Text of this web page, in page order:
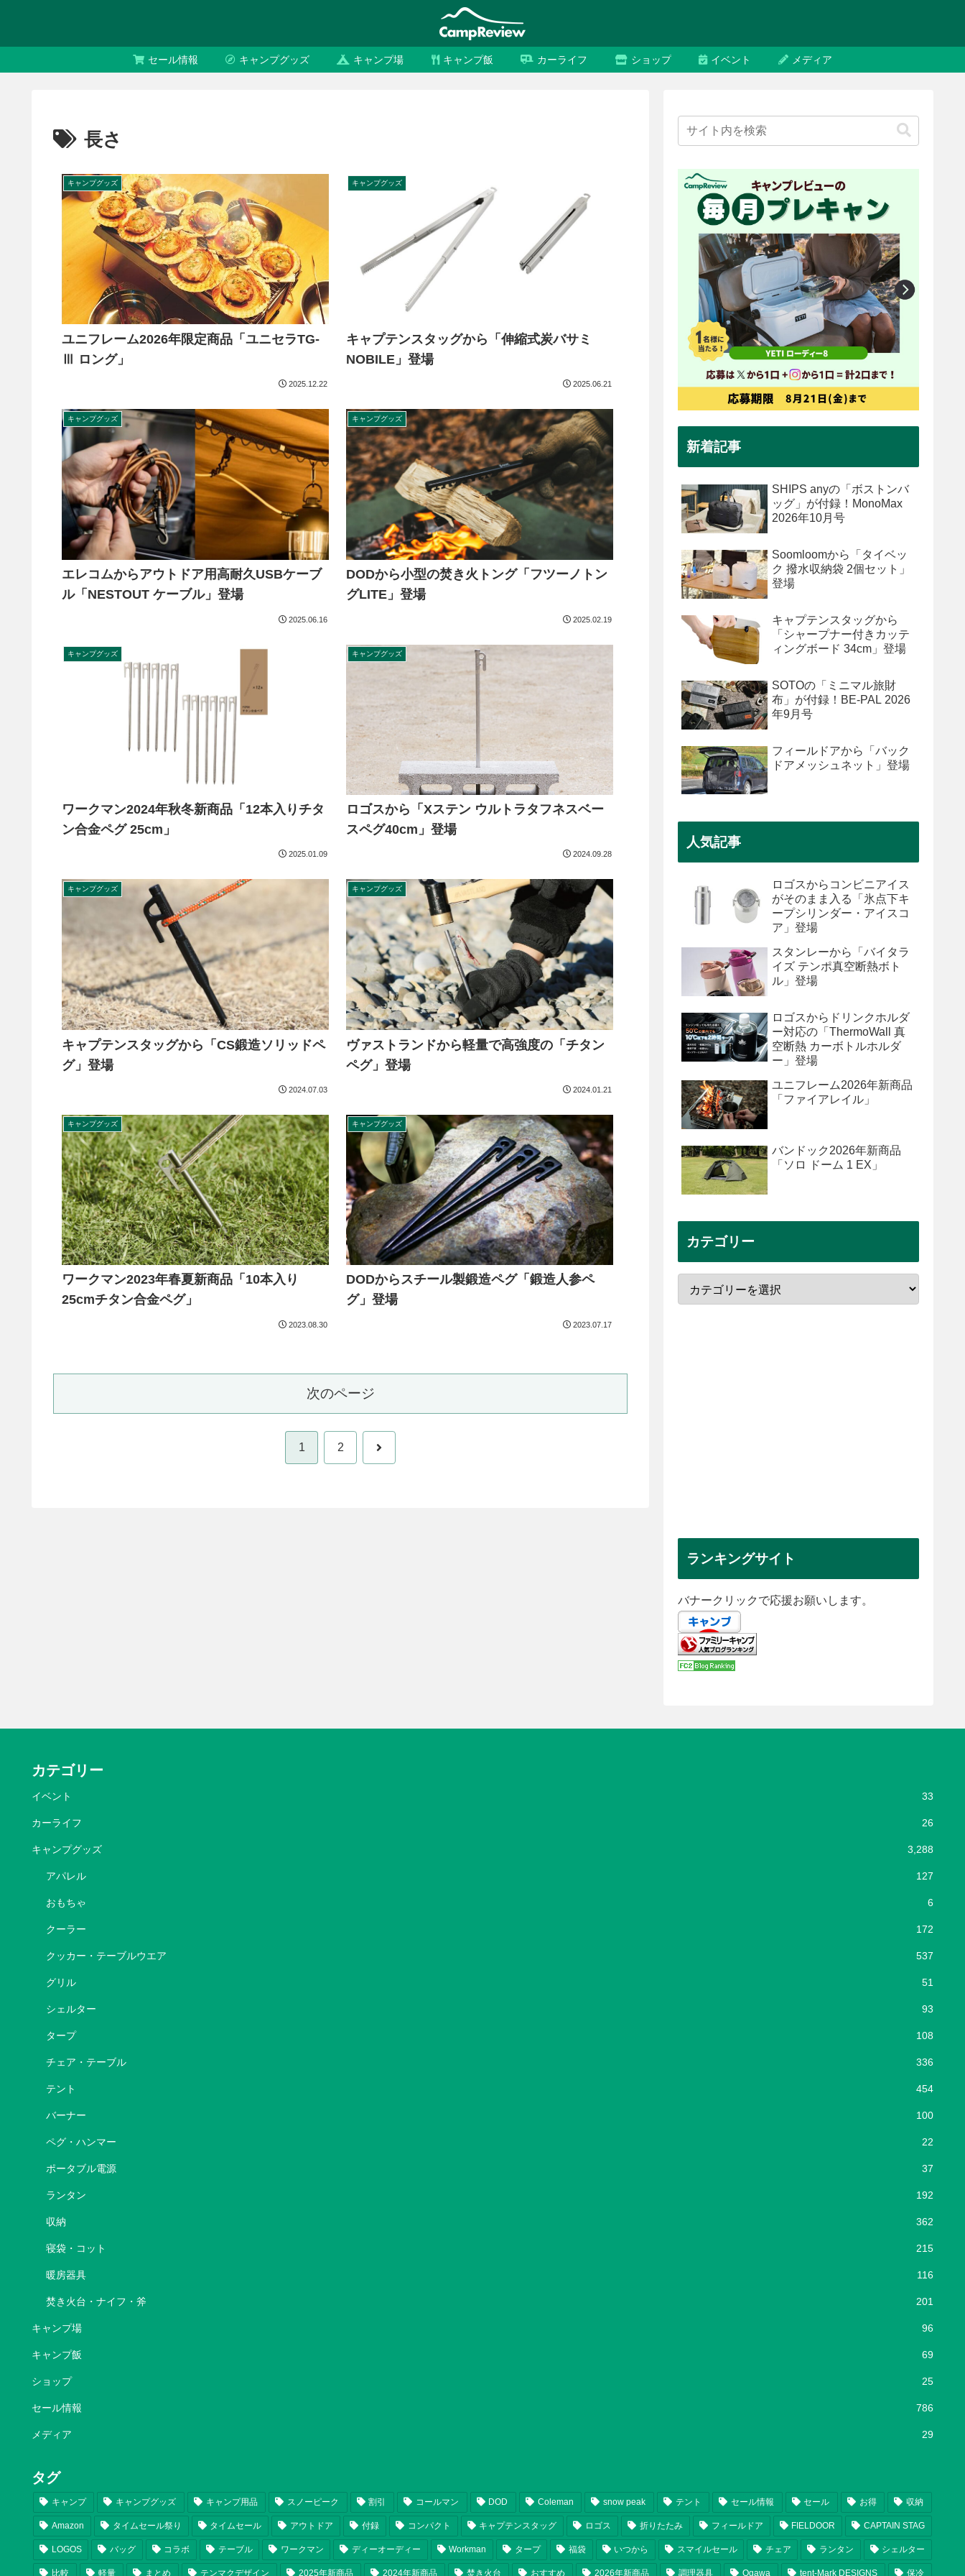
セール情報 キャンプグッズ キャンプ場 キャンプ飯 カーライフ ショップ イベント メディア
長さ
キャンプグッズ
ユニフレーム2026年限定商品「ユニセラTG-
Ⅲ ロング」
2025.12.22
キャンプグッズ
キャプテンスタッグから「伸縮式炭バサミ
NOBILE」登場
2025.06.21
キャンプグッズ
エレコムからアウトドア用高耐久USBケーブ
ル「NESTOUT ケーブル」登場
2025.06.16
キャンプグッズ
DODから小型の焚き火トング「フツーノトン
グLITE」登場
2025.02.19
キャンプグッズ
ワークマン2024年秋冬新商品「12本入りチタ
ン合金ペグ 25cm」
2025.01.09
キャンプグッズ
ロゴスから「Xステン ウルトラタフネスベー
スペグ40cm」登場
2024.09.28
キャンプグッズ
キャプテンスタッグから「CS鍛造ソリッドペ
グ」登場
2024.07.03
キャンプグッズ
ヴァストランドから軽量で高強度の「チタン
ペグ」登場
2024.01.21
キャンプグッズ
ワークマン2023年春夏新商品「10本入り
25cmチタン合金ペグ」
2023.08.30
キャンプグッズ
DODからスチール製鍛造ペグ「鍛造人参ペ
グ」登場
2023.07.17
次のページ
1 2 次
新着記事
SHIPS anyの「ボストンバ
ッグ」が付録！MonoMax
2026年10月号
Soomloomから「タイベッ
ク 撥水収納袋 2個セット」
登場
キャプテンスタッグから
「シャープナー付きカッテ
ィングボード 34cm」登場
SOTOの「ミニマル旅財
布」が付録！BE-PAL 2026
年9月号
フィールドアから「バック
ドアメッシュネット」登場
人気記事
ロゴスからコンビニアイス
がそのまま入る「氷点下キ
ープシリンダー・アイスコ
ア」登場
スタンレーから「バイタラ
イズ テンポ真空断熱ボト
ル」登場
ロゴスからドリンクホルダ
ー対応の「ThermoWall 真
空断熱 カーボトルホルダ
ー」登場
ユニフレーム2026年新商品
「ファイアレイル」
バンドック2026年新商品
「ソロ ドーム 1 EX」
カテゴリー
ランキングサイト
バナークリックで応援お願いします。
カテゴリー
イベント 33
カーライフ 26
キャンプグッズ 3,288
アパレル 127
おもちゃ 6
クーラー 172
クッカー・テーブルウエア 537
グリル 51
シェルター 93
タープ 108
チェア・テーブル 336
テント 454
バーナー 100
ペグ・ハンマー 22
ポータブル電源 37
ランタン 192
収納 362
寝袋・コット 215
暖房器具 116
焚き火台・ナイフ・斧 201
キャンプ場 96
キャンプ飯 69
ショップ 25
セール情報 786
メディア 29
タグ
キャンプ キャンプグッズ キャンプ用品 スノーピーク 割引 コールマン DOD Coleman snow peak テント セール情報 セール お得 収納
Amazon タイムセール祭り タイムセール アウトドア 付録 コンパクト キャプテンスタッグ ロゴス 折りたたみ フィールドア FIELDOOR CAPTAIN STAG
LOGOS バッグ コラボ テーブル ワークマン ディーオーディー Workman タープ 福袋 いつから スマイルセール チェア ランタン シェルター
比較 軽量 まとめ テンマクデザイン 2025年新商品 2024年新商品 焚き火台 おすすめ 2026年新商品 調理器具 Ogawa tent-Mark DESIGNS 保冷